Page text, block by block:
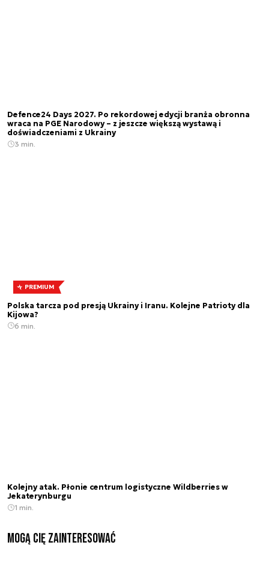
Defence24 Days 2027. Po rekordowej edycji branża obronna
wraca na PGE Narodowy – z jeszcze większą wystawą i
doświadczeniami z Ukrainy
3 min.
PREMIUM
Polska tarcza pod presją Ukrainy i Iranu. Kolejne Patrioty dla
Kijowa?
6 min.
Kolejny atak. Płonie centrum logistyczne Wildberries w
Jekaterynburgu
1 min.
Mogą Cię zainteresować